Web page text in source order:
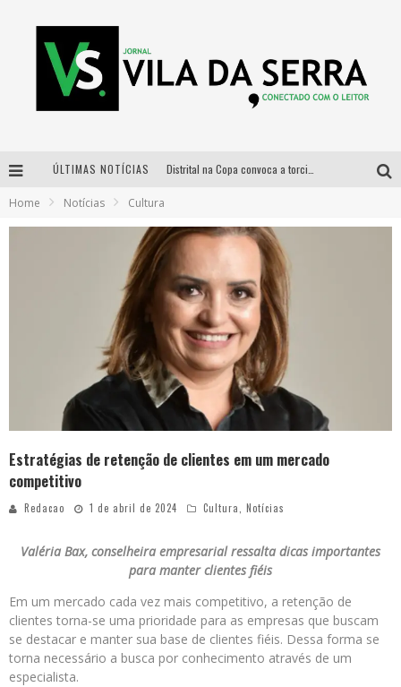
ÚLTIMAS NOTÍCIAS
Home Notícias Cultura
Estratégias de retenção de clientes em um mercado
competitivo
Redacao 1 de abril de 2024 Cultura, Notícias
Valéria Bax, conselheira empresarial ressalta dicas importantes
para manter clientes fiéis
Em um mercado cada vez mais competitivo, a retenção de
clientes torna-se uma prioridade para as empresas que buscam
se destacar e manter sua base de clientes fiéis. Dessa forma se
torna necessário a busca por conhecimento através de um
especialista.